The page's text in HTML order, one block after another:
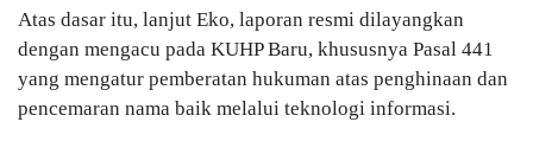
Atas dasar itu, lanjut Eko, laporan resmi dilayangkan
dengan mengacu pada KUHP Baru, khususnya Pasal 441
yang mengatur pemberatan hukuman atas penghinaan dan
pencemaran nama baik melalui teknologi informasi.